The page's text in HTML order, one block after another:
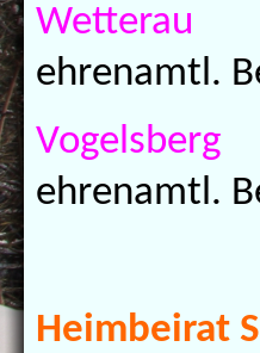
Wetterau
ehrenamtl.
Vogelsberg
ehrenamtl.
Heimbeirat